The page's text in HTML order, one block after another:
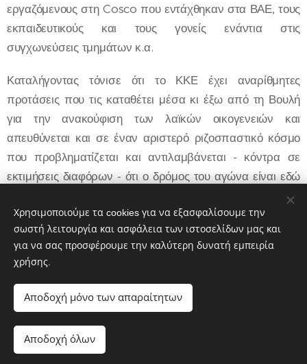
εργαζόμενους στη Cosco που εντάχθηκαν στα ΒΑΕ, τους
εκπαιδευτικούς και τους γονείς ενάντια στις
συγχωνεύσεις τμημάτων κ.α.
Καταλήγοντας τόνισε ότι το ΚΚΕ έχει αναρίθμητες
προτάσεις που τις καταθέτει μέσα κι έξω από τη Βουλή
για την ανακούφιση των λαϊκών οικογενειών και
απευθύνεται και σε έναν αριστερό ριζοσπαστικό κόσμο
που προβληματίζεται και αντιλαμβάνεται - κόντρα σε
εκτιμήσεις διαφόρων - ότι ο δρόμος του αγώνα είναι εδώ
για να ανατρέψουμε αυτούς τους συσχετισμούς, σε αυτή
τη ζωή και όχι στη δευτέρα παρουσία.
Λαϊκή Συσπείρωση Αθήνας © 2019-2026
Χρησιμοποιούμε τα cookies για να εξασφαλίσουμε την
σωστή λειτουργία και ασφάλεια των ιστοσελίδων μας και
για να σας προσφέρουμε την καλύτερη δυνατή εμπειρία
χρήσης.
Αποδοχή μόνο των απαραίτητων
Αποδοχή όλων